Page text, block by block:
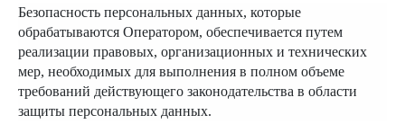
Безопасность персональных данных, которые
обрабатываются Оператором, обеспечивается путем
реализации правовых, организационных и технических
мер, необходимых для выполнения в полном объеме
требований действующего законодательства в области
защиты персональных данных.